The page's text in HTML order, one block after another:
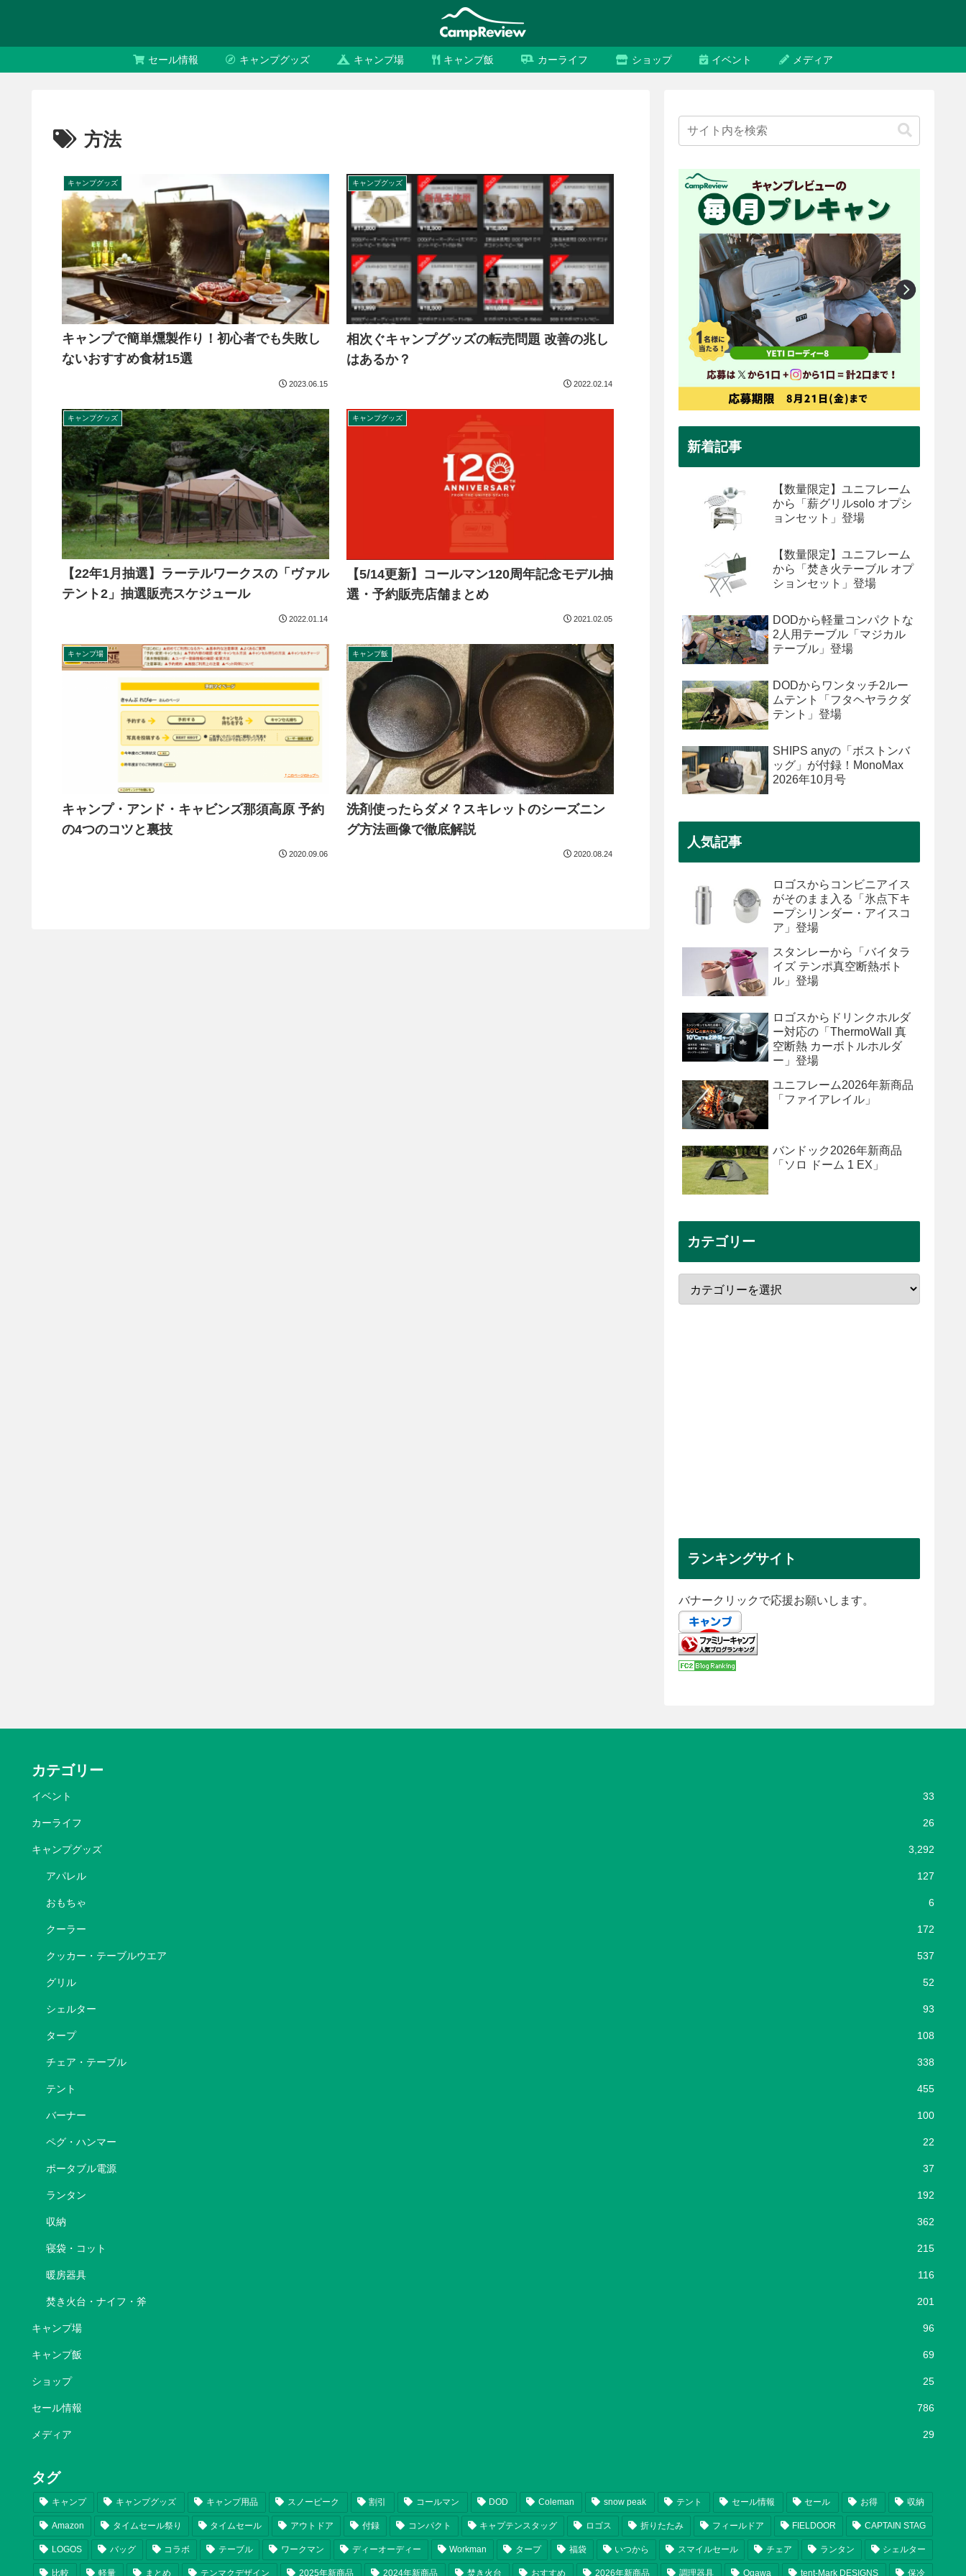
セール情報 キャンプグッズ キャンプ場 キャンプ飯 カーライフ ショップ イベント メディア
方法
キャンプグッズ
キャンプで簡単燻製作り！初心者でも失敗し
ないおすすめ食材15選
2023.06.15
キャンプグッズ
相次ぐキャンプグッズの転売問題 改善の兆し
はあるか？
2022.02.14
キャンプグッズ
【22年1月抽選】ラーテルワークスの「ヴァル
テント2」抽選販売スケジュール
2022.01.14
キャンプグッズ
【5/14更新】コールマン120周年記念モデル抽
選・予約販売店舗まとめ
2021.02.05
キャンプ場
キャンプ・アンド・キャビンズ那須高原 予約
の4つのコツと裏技
2020.09.06
キャンプ飯
洗剤使ったらダメ？スキレットのシーズニン
グ方法画像で徹底解説
2020.08.24
新着記事
【数量限定】ユニフレーム
から「薪グリルsolo オプシ
ョンセット」登場
【数量限定】ユニフレーム
から「焚き火テーブル オプ
ションセット」登場
DODから軽量コンパクトな
2人用テーブル「マジカル
テーブル」登場
DODからワンタッチ2ルー
ムテント「フタヘヤラクダ
テント」登場
SHIPS anyの「ボストンバ
ッグ」が付録！MonoMax
2026年10月号
人気記事
ロゴスからコンビニアイス
がそのまま入る「氷点下キ
ープシリンダー・アイスコ
ア」登場
スタンレーから「バイタラ
イズ テンポ真空断熱ボト
ル」登場
ロゴスからドリンクホルダ
ー対応の「ThermoWall 真
空断熱 カーボトルホルダ
ー」登場
ユニフレーム2026年新商品
「ファイアレイル」
バンドック2026年新商品
「ソロ ドーム 1 EX」
カテゴリー
ランキングサイト
バナークリックで応援お願いします。
カテゴリー
イベント 33
カーライフ 26
キャンプグッズ 3,292
アパレル 127
おもちゃ 6
クーラー 172
クッカー・テーブルウエア 537
グリル 52
シェルター 93
タープ 108
チェア・テーブル 338
テント 455
バーナー 100
ペグ・ハンマー 22
ポータブル電源 37
ランタン 192
収納 362
寝袋・コット 215
暖房器具 116
焚き火台・ナイフ・斧 201
キャンプ場 96
キャンプ飯 69
ショップ 25
セール情報 786
メディア 29
タグ
キャンプ キャンプグッズ キャンプ用品 スノーピーク 割引 コールマン DOD Coleman snow peak テント セール情報 セール お得 収納
Amazon タイムセール祭り タイムセール アウトドア 付録 コンパクト キャプテンスタッグ ロゴス 折りたたみ フィールドア FIELDOOR CAPTAIN STAG
LOGOS バッグ コラボ テーブル ワークマン ディーオーディー Workman タープ 福袋 いつから スマイルセール チェア ランタン シェルター
比較 軽量 まとめ テンマクデザイン 2025年新商品 2024年新商品 焚き火台 おすすめ 2026年新商品 調理器具 Ogawa tent-Mark DESIGNS 保冷